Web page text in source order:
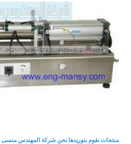
منتجات نقوم بتوريدها نحن شركة المهندس منسى